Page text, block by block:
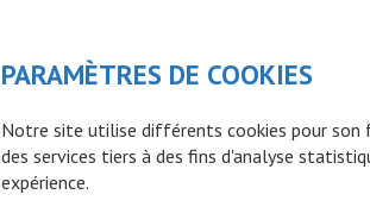
PARAMÈTRES DE COOKIES
Notre site utilise différents cookies pour son
des services tiers à des fins d'analyse
expérience.